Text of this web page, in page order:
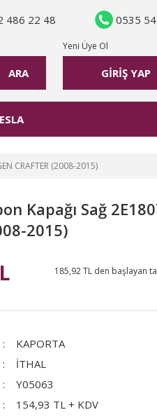
ARA GİRİŞ YAP
Yeni Üye Ol
486 22 48 0535
CRAFTER (2008-2015)
Kapağı Sağ
2015)
185,92 TL den başlayan
KAPORTA
İTHAL
Y05063
154,93 TL + KDV